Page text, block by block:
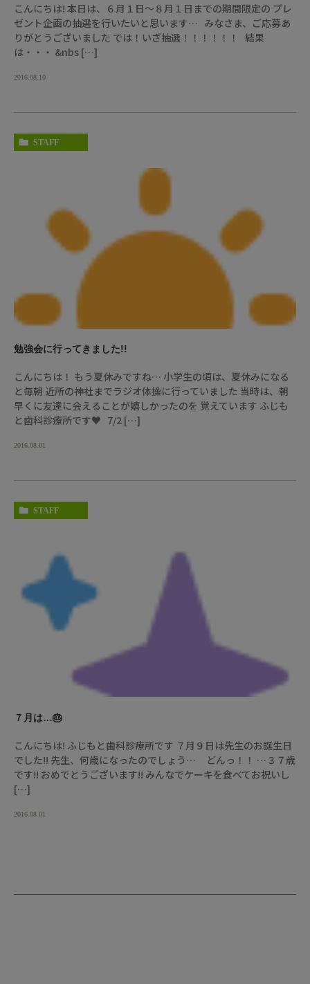
こんにちは! 本日は、６月１日～８月１日までの期間限定の プレ
ゼント企画の抽選を行いたいと思います… みなさま、ご応募あ
りがとうございました では！いざ抽選！！！！！！ 結果
は・・・ &nbs […]
2016.08.10
STAFF
勉強会に行ってきました!!
こんにちは！ もう夏休みですね… 小学生の頃は、夏休みになる
と毎朝 近所の神社までラジオ体操に行っていました 当時は、朝
早くに友達に会えることが嬉しかったのを 覚えています ふじも
と歯科診療所です♥ 7/2 […]
2016.08.01
STAFF
７月は…🎂
こんにちは! ふじもと歯科診療所です ７月９日は先生のお誕生日
でした!! 先生、何歳になったのでしょう… どんっ！！ …３７歳
です!! おめでとうございます!! みんなでケーキを食べてお祝いし
[…]
2016.08.01